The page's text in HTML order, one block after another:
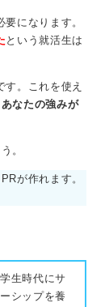
になります。
という就活生は
す。これを使え
あなたの強みが
。
が作れます。
生時代にサ
シップを養